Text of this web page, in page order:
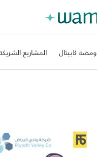
ومضة كابيتال المشاريع